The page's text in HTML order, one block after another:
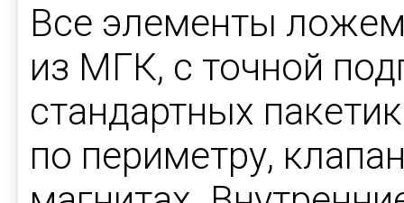
Все элементы
из МГК, с точной
стандартных
по периметру,